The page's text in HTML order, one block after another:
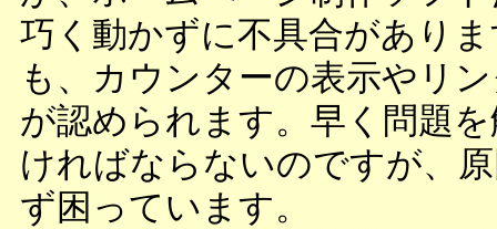
巧く動かずに不具合があり
も、カウンターの表示やリ
が認められます。早く問題
ければならないのですが、
ず困っています。